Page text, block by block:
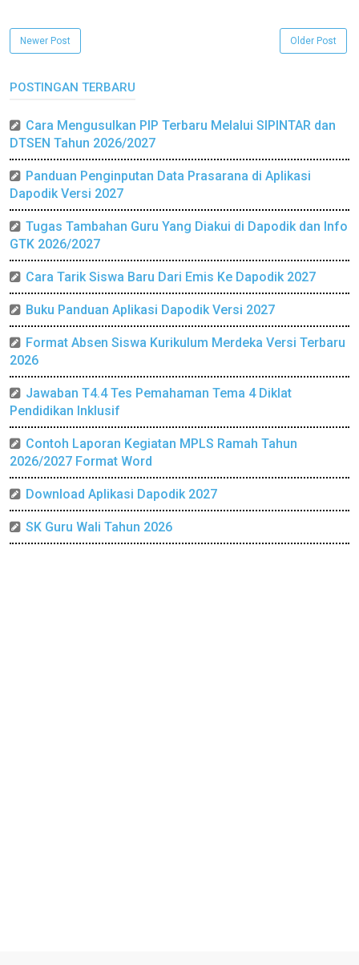
Newer Post Older Post
POSTINGAN TERBARU
Cara Mengusulkan PIP Terbaru Melalui SIPINTAR dan
DTSEN Tahun 2026/2027
Panduan Penginputan Data Prasarana di Aplikasi
Dapodik Versi 2027
Tugas Tambahan Guru Yang Diakui di Dapodik dan Info
GTK 2026/2027
Cara Tarik Siswa Baru Dari Emis Ke Dapodik 2027
Buku Panduan Aplikasi Dapodik Versi 2027
Format Absen Siswa Kurikulum Merdeka Versi Terbaru
2026
Jawaban T4.4 Tes Pemahaman Tema 4 Diklat
Pendidikan Inklusif
Contoh Laporan Kegiatan MPLS Ramah Tahun
2026/2027 Format Word
Download Aplikasi Dapodik 2027
SK Guru Wali Tahun 2026